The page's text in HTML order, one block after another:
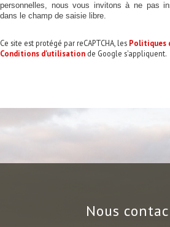
personnelles, nous vous invitons à ne pas
dans le champ de saisie libre.
Ce site est protégé par reCAPTCHA, les Politiques
Conditions d'utilisation de Google s'appliquent.
nous